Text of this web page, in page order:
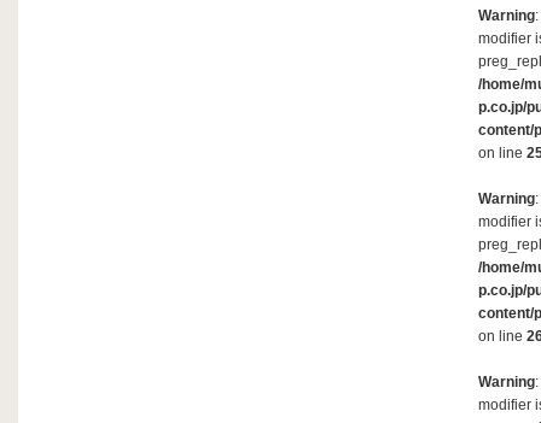
Warning
modifier
/home/
p.co.jp/
content/
on line
Warning
modifier
/home/
p.co.jp/
content/
on line
Warning
modifier